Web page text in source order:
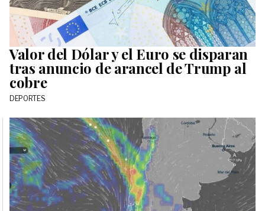
Valor del Dólar y el Euro se disparan
tras anuncio de arancel de Trump al
cobre
DEPORTES